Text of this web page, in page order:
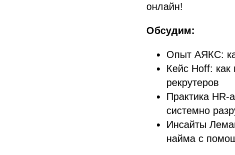
онлайн!
Обсудим:
Опыт АЯКС:
Кейс Hoff: как
рекрутеров
Практика HR-
системно
Инсайты
найма с